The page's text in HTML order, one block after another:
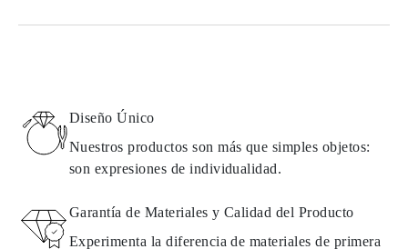
Opciones de entrega exprés también están disponibles
Detalles sobre métodos de envío, costos y tiempos de entrega se
pueden encontrar en laspreguntas frecuentes sobre la entrega
Todos los productos de Omara se fabrican por encargo según los
Diseño Único
Nuestros productos son más que simples objetos:
son expresiones de individualidad.
Garantía de Materiales y Calidad del Producto
Experimenta la diferencia de materiales de primera